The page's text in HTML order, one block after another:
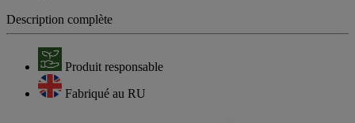
Description complète
Produit responsable
Fabriqué au RU